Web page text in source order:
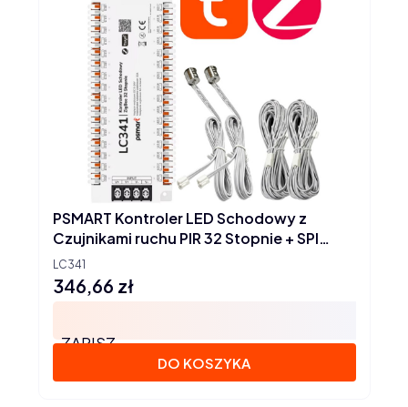
LC341
PSMART Kontroler LED Schodowy z
Czujnikami ruchu PIR 32 Stopnie + SPI
Seria PX ZigBee TUYA
Cena
346,66 zł
ZAPISZ
DO KOSZYKA